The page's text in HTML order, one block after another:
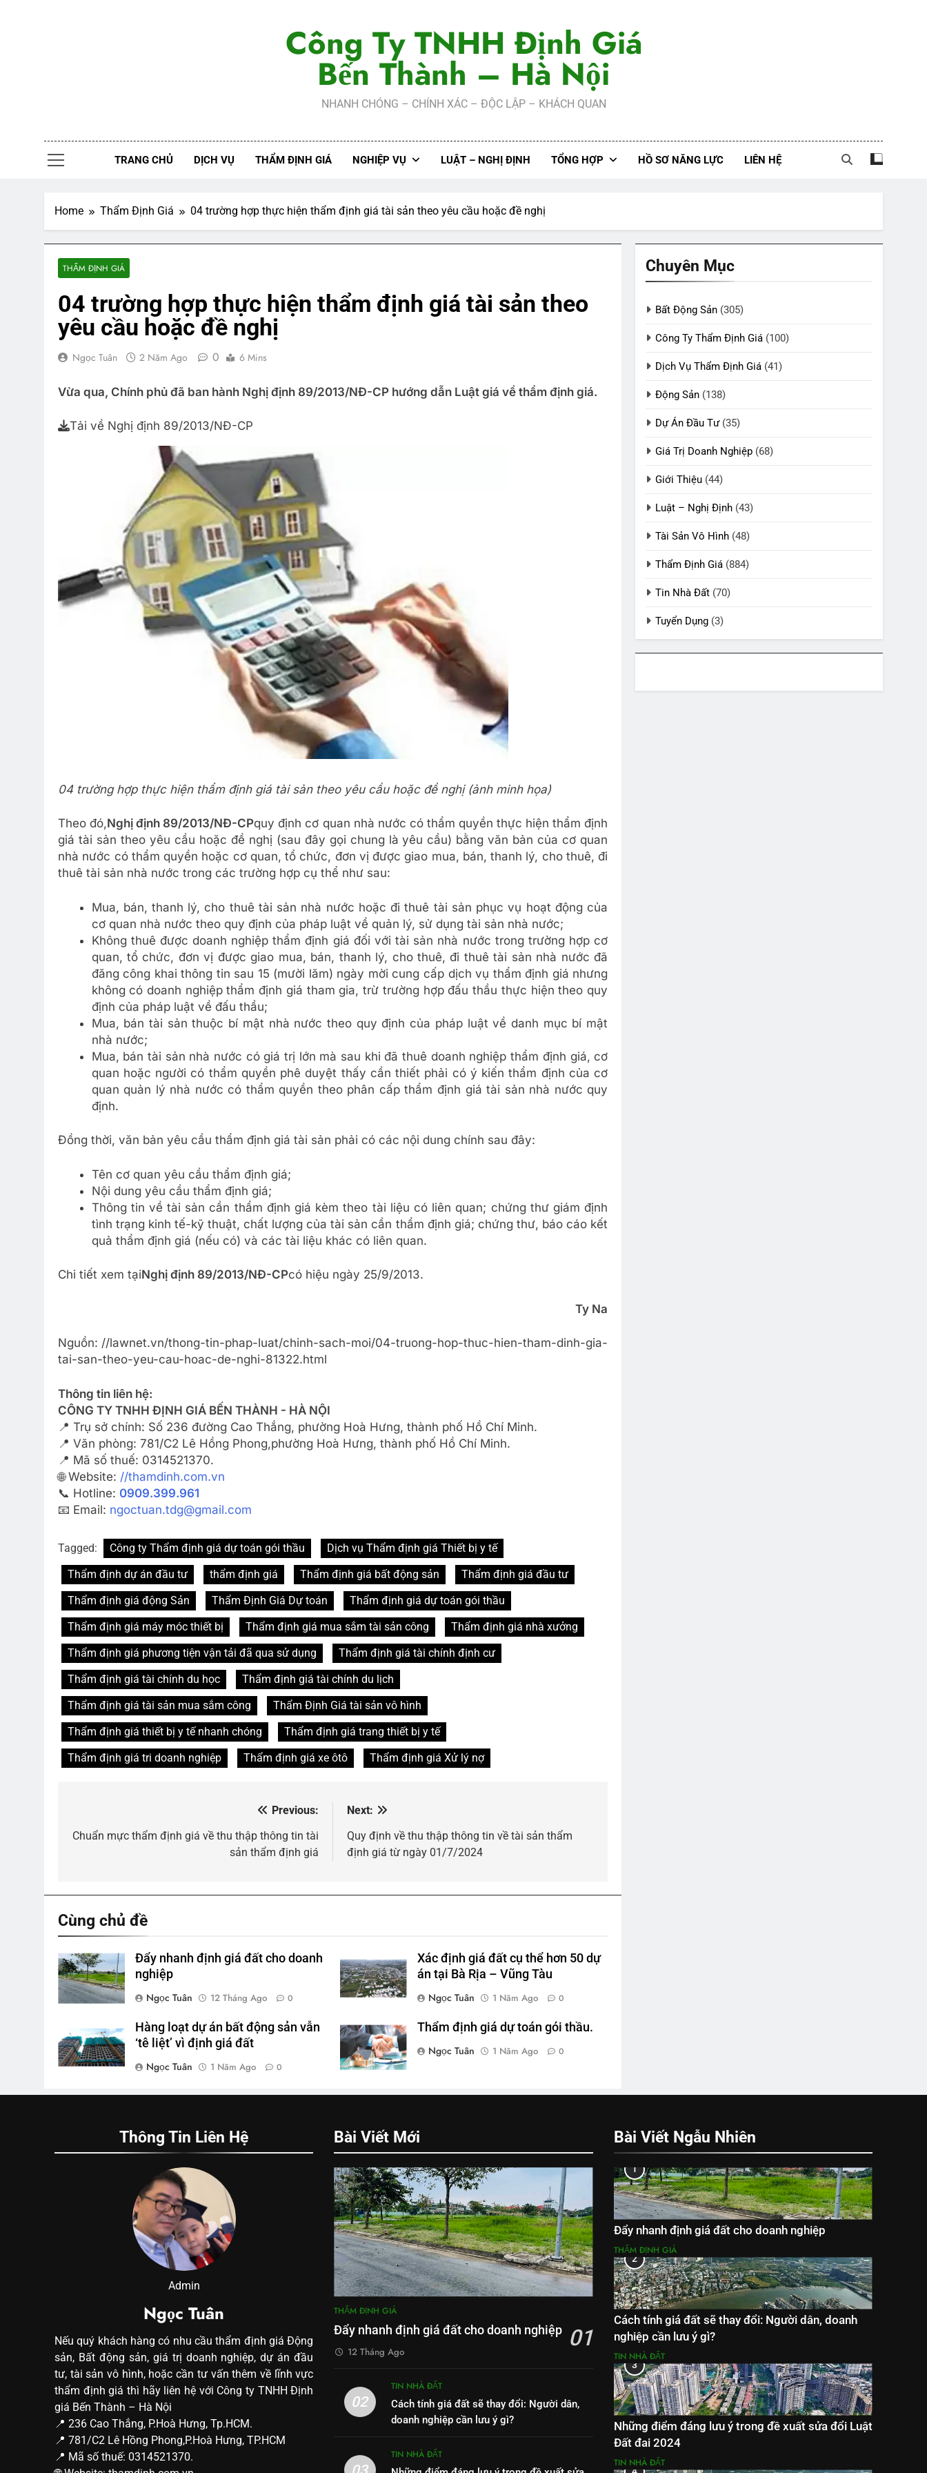
Công Ty TNHH Định Giá
Bến Thành – Hà Nội
NHANH CHÓNG – CHÍNH XÁC – ĐỘC LẬP – KHÁCH QUAN
TRANG CHỦ DỊCH VỤ THẨM ĐỊNH GIÁ NGHIỆP VỤ LUẬT – NGHỊ ĐỊNH TỔNG HỢP HỒ SƠ NĂNG LỰC LIÊN HỆ
Home Thẩm Định Giá 04 trường hợp thực hiện thẩm định giá tài sản theo yêu cầu hoặc đề nghị
THẨM ĐỊNH GIÁ
04 trường hợp thực hiện thẩm định giá tài sản theo
yêu cầu hoặc đề nghị
Ngọc Tuân 2 Năm Ago 0 6 Mins
Vừa qua, Chính phủ đã ban hành Nghị định 89/2013/NĐ-CP hướng dẫn Luật giá về thẩm định giá.
Tải về Nghị định 89/2013/NĐ-CP
04 trường hợp thực hiện thẩm định giá tài sản theo yêu cầu hoặc đề nghị (ảnh minh họa)
Theo đó,Nghị định 89/2013/NĐ-CPquy định cơ quan nhà nước có thẩm quyền thực hiện thẩm định
giá tài sản theo yêu cầu hoặc đề nghị (sau đây gọi chung là yêu cầu) bằng văn bản của cơ quan
nhà nước có thẩm quyền hoặc cơ quan, tổ chức, đơn vị được giao mua, bán, thanh lý, cho thuê, đi
thuê tài sản nhà nước trong các trường hợp cụ thể như sau:
Mua, bán, thanh lý, cho thuê tài sản nhà nước hoặc đi thuê tài sản phục vụ hoạt động của
cơ quan nhà nước theo quy định của pháp luật về quản lý, sử dụng tài sản nhà nước;
Không thuê được doanh nghiệp thẩm định giá đối với tài sản nhà nước trong trường hợp cơ
quan, tổ chức, đơn vị được giao mua, bán, thanh lý, cho thuê, đi thuê tài sản nhà nước đã
đăng công khai thông tin sau 15 (mười lăm) ngày mời cung cấp dịch vụ thẩm định giá nhưng
không có doanh nghiệp thẩm định giá tham gia, trừ trường hợp đấu thầu thực hiện theo quy
định của pháp luật về đấu thầu;
Mua, bán tài sản thuộc bí mật nhà nước theo quy định của pháp luật về danh mục bí mật
nhà nước;
Mua, bán tài sản nhà nước có giá trị lớn mà sau khi đã thuê doanh nghiệp thẩm định giá, cơ
quan hoặc người có thẩm quyền phê duyệt thấy cần thiết phải có ý kiến thẩm định của cơ
quan quản lý nhà nước có thẩm quyền theo phân cấp thẩm định giá tài sản nhà nước quy
định.
Đồng thời, văn bản yêu cầu thẩm định giá tài sản phải có các nội dung chính sau đây:
Tên cơ quan yêu cầu thẩm định giá;
Nội dung yêu cầu thẩm định giá;
Thông tin về tài sản cần thẩm định giá kèm theo tài liệu có liên quan; chứng thư giám định
tình trạng kinh tế-kỹ thuật, chất lượng của tài sản cần thẩm định giá; chứng thư, báo cáo kết
quả thẩm định giá (nếu có) và các tài liệu khác có liên quan.
Chi tiết xem tạiNghị định 89/2013/NĐ-CPcó hiệu ngày 25/9/2013.
Ty Na
Nguồn: //lawnet.vn/thong-tin-phap-luat/chinh-sach-moi/04-truong-hop-thuc-hien-tham-dinh-gia-
tai-san-theo-yeu-cau-hoac-de-nghi-81322.html
Thông tin liên hệ:
CÔNG TY TNHH ĐỊNH GIÁ BẾN THÀNH - HÀ NỘI
📍 Trụ sở chính: Số 236 đường Cao Thắng, phường Hoà Hưng, thành phố Hồ Chí Minh.
📍 Văn phòng: 781/C2 Lê Hồng Phong,phường Hoà Hưng, thành phố Hồ Chí Minh.
📍 Mã số thuế: 0314521370.
🌐 Website: //thamdinh.com.vn
📞 Hotline: 0909.399.961
📧 Email: ngoctuan.tdg@gmail.com
Tagged: Công ty Thẩm định giá dự toán gói thầu
Dịch vụ Thẩm định giá Thiết bị y tế
Thẩm định dự án đầu tư
thẩm định giá Thẩm định giá bất động sản
Thẩm định giá đầu tư
Thẩm định giá động Sản
Thẩm Định Giá Dự toán
Thẩm định giá dự toán gói thầu
Thẩm định giá máy móc thiết bị
Thẩm định giá mua sắm tài sản công
Thẩm định giá nhà xưởng
Thẩm định giá phương tiện vận tải đã qua sử dụng
Thẩm định giá tài chính định cư
Thẩm định giá tài chính du học
Thẩm định giá tài chính du lịch
Thẩm định giá tài sản mua sắm công
Thẩm Định Giá tài sản vô hình
Thẩm định giá thiết bị y tế nhanh chóng
Thẩm định giá trang thiết bị y tế
Thẩm định giá tri doanh nghiệp
Thẩm định giá xe ôtô Thẩm định giá Xử lý nợ
hướng
Previous:
Chuẩn mực thẩm định giá về thu thập thông tin tài
sản thẩm định giá
Next:
Quy định về thu thập thông tin về tài sản thẩm
định giá từ ngày 01/7/2024
Cùng chủ đề
Đẩy nhanh định giá đất cho doanh
nghiệp
Ngọc Tuân
12 Tháng Ago 0
Xác định giá đất cụ thể hơn 50 dự
án tại Bà Rịa – Vũng Tàu
Ngọc Tuân
1 Năm Ago 0
Hàng loạt dự án bất động sản vẫn
‘tê liệt’ vì định giá đất
Ngọc Tuân
1 Năm Ago 0
Thẩm định giá dự toán gói thầu.
Ngọc Tuân
1 Năm Ago 0
Chuyên Mục
Bất Động Sản (305)
Công Ty Thẩm Định Giá (100)
Dịch Vụ Thẩm Định Giá (41)
Động Sản (138)
Dự Án Đầu Tư(35)
Giá Trị Doanh Nghiệp (68)
Giới Thiệu (44)
Luật – Nghị Định (43)
Tài Sản Vô Hình (48)
Thẩm Định Giá (884)
Tin Nhà Đất (70)
Tuyển Dụng (3)
Thông Tin Liên Hệ
Admin
Ngọc Tuân
Nếu quý khách hàng có nhu cầu thẩm định giá Động
sản, Bất động sản, giá trị doanh nghiệp, dự án đầu
tư, tài sản vô hình, hoặc cần tư vấn thêm về lĩnh vực
thẩm định giá thì hãy liên hệ với Công ty TNHH Định
giá Bến Thành – Hà Nội
📍 236 Cao Thắng, P.Hoà Hưng, Tp.HCM.
📍 781/C2 Lê Hồng Phong,P.Hoà Hưng, TP.HCM
📍 Mã số thuế: 0314521370.
Bài Viết Mới
THẨM ĐỊNH GIÁ
Đẩy nhanh định giá đất cho doanh nghiệp 01
12 Tháng Ago
02
TIN NHÀ ĐẤT
Cách tính giá đất sẽ thay đổi: Người dân,
doanh nghiệp cần lưu ý gì?
TIN NHÀ ĐẤT
Bài Viết Ngẫu Nhiên
1
Đẩy nhanh định giá đất cho doanh nghiệp
THẨM ĐỊNH GIÁ
2
Cách tính giá đất sẽ thay đổi: Người dân, doanh
nghiệp cần lưu ý gì?
TIN NHÀ ĐẤT
3
Những điểm đáng lưu ý trong đề xuất sửa đổi Luật
Đất đai 2024
TIN NHÀ ĐẤT